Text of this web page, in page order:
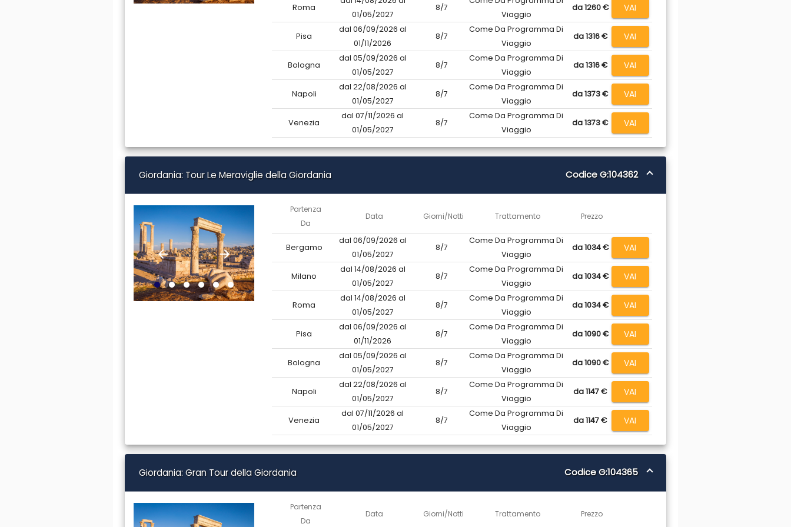
Roma
01/05/2027
8/7
Viaggio
da 1260 € VAI
Pisa
dal 06/09/2026 al
01/11/2026
8/7
Come Da Programma Di
Viaggio
da 1316 € VAI
Bologna
dal 05/09/2026 al
01/05/2027
8/7
Come Da Programma Di
Viaggio
da 1316 € VAI
Napoli
dal 22/08/2026 al
01/05/2027
8/7
Come Da Programma Di
Viaggio
da 1373 € VAI
Venezia
dal 07/11/2026 al
01/05/2027
8/7
Come Da Programma Di
Viaggio
da 1373 € VAI
Giordania: Tour Le Meraviglie della Giordania Codice G:104362
arrow_back arrow_forward
Partenza
Da
Data Giorni/Notti Trattamento Prezzo
Bergamo
dal 06/09/2026 al
01/05/2027
8/7
Come Da Programma Di
Viaggio
da 1034 € VAI
Milano
dal 14/08/2026 al
01/05/2027
8/7
Come Da Programma Di
Viaggio
da 1034 € VAI
Roma
dal 14/08/2026 al
01/05/2027
8/7
Come Da Programma Di
Viaggio
da 1034 € VAI
Pisa
dal 06/09/2026 al
01/11/2026
8/7
Come Da Programma Di
Viaggio
da 1090 € VAI
Bologna
dal 05/09/2026 al
01/05/2027
8/7
Come Da Programma Di
Viaggio
da 1090 € VAI
Napoli
dal 22/08/2026 al
01/05/2027
8/7
Come Da Programma Di
Viaggio
da 1147 € VAI
Venezia
dal 07/11/2026 al
01/05/2027
8/7
Come Da Programma Di
Viaggio
da 1147 € VAI
Giordania: Gran Tour della Giordania Codice G:104365
Partenza
Da
Data Giorni/Notti Trattamento Prezzo